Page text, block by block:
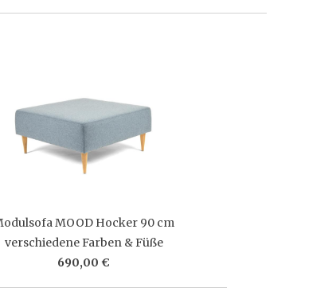
MOOD Hocker 90 cm
verschiedene Farben & Füße
690,00 €